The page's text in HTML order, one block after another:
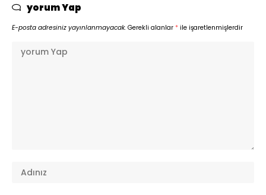
yorum Yap
E-posta adresiniz yayınlanmayacak. Gerekli alanlar * ile işaretlenmişlerdir